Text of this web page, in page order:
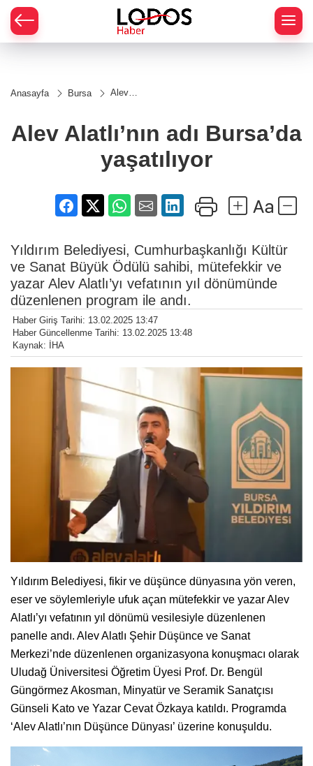
Anasayfa Bursa
Alev
Bursa’da
yaşatılıyor
Alev Alatlı’nın adı Bursa’da
yaşatılıyor
Yıldırım Belediyesi, Cumhurbaşkanlığı Kültür
ve Sanat Büyük Ödülü sahibi, mütefekkir ve
yazar Alev Alatlı’yı vefatının yıl dönümünde
düzenlenen program ile andı.
Haber Giriş Tarihi: 13.02.2025 13:47
Haber Güncellenme Tarihi: 13.02.2025 13:48
Kaynak: İHA
Yıldırım Belediyesi, fikir ve düşünce dünyasına yön veren,
eser ve söylemleriyle ufuk açan mütefekkir ve yazar Alev
Alatlı’yı vefatının yıl dönümü vesilesiyle düzenlenen
panelle andı. Alev Alatlı Şehir Düşünce ve Sanat
Merkezi’nde düzenlenen organizasyona konuşmacı olarak
Uludağ Üniversitesi Öğretim Üyesi Prof. Dr. Bengül
Güngörmez Akosman, Minyatür ve Seramik Sanatçısı
Günseli Kato ve Yazar Cevat Özkaya katıldı. Programda
‘Alev Alatlı’nın Düşünce Dünyası’ üzerine konuşuldu.